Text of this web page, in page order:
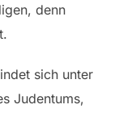
denn
sich unter
Judentums,